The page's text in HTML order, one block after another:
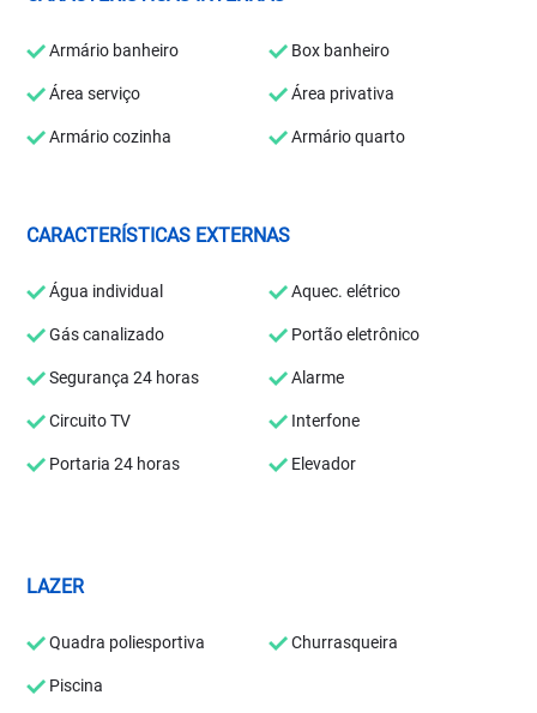
Armário banheiro Box banheiro
Área serviço Área privativa
Armário cozinha Armário quarto
CARACTERÍSTICAS EXTERNAS
Água individual Aquec. elétrico
Gás canalizado Portão eletrônico
Segurança 24 horas Alarme
Circuito TV Interfone
Portaria 24 horas Elevador
LAZER
Quadra poliesportiva Churrasqueira
Piscina